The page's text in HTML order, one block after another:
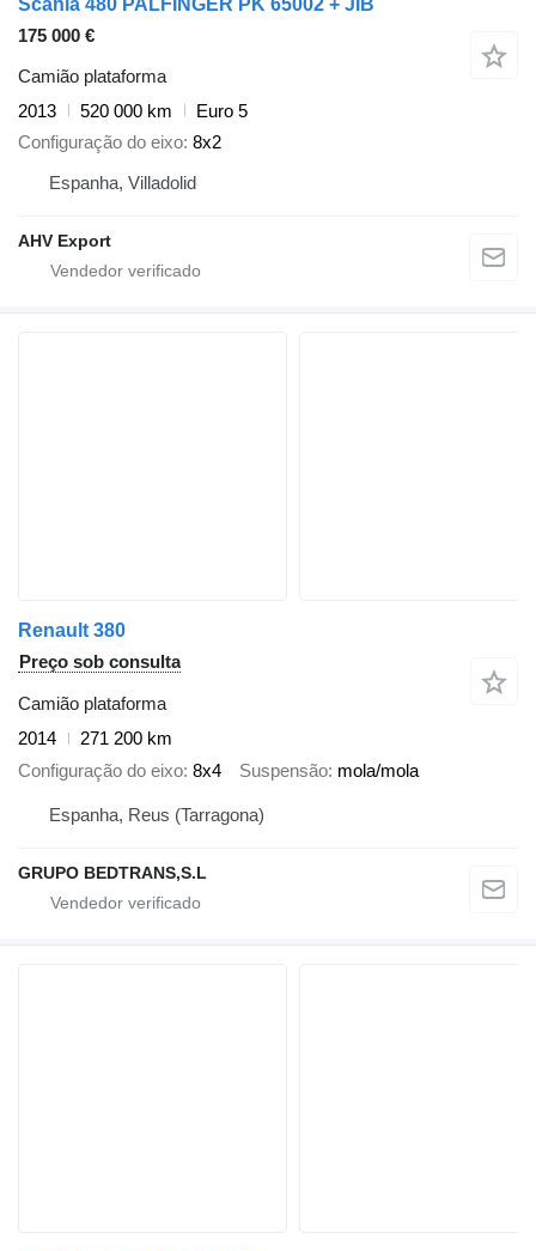
175 000 €
Camião plataforma
2013
520 000 km
Euro 5
Configuração do eixo 8x2
Espanha, Villadolid
AHV Export
Renault 380
Preço sob consulta
Camião plataforma
2014
271 200 km
Configuração do eixo 8x4 Suspensão mola/mola
Espanha, Reus (Tarragona)
GRUPO BEDTRANS,S.L